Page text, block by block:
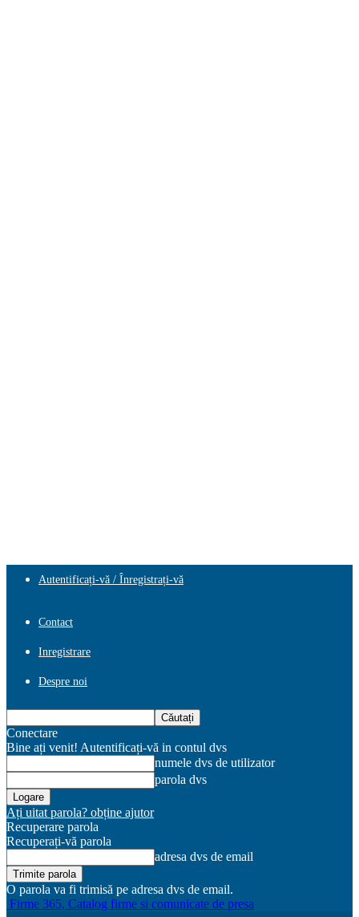
Autentificați-vă / Înregistrați-vă
Contact
Inregistrare
Despre noi
Conectare
Bine ați venit! Autentificați-vă in contul dvs
numele dvs de utilizator
parola dvs
Ați uitat parola? obține ajutor
Recuperare parola
Recuperați-vă parola
adresa dvs de email
O parola va fi trimisă pe adresa dvs de email.
Firme 365, Catalog firme si comunicate de presa